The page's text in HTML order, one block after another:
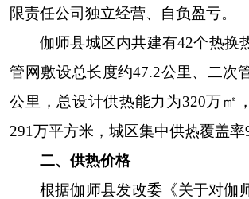
限责任公司独立经营、自负盈亏。
伽师县城区内共建有42个热换
管网敷设总长度约47.2公里、二次
公里，总设计供热能力为320万㎡
291万平方米，城区集中供热覆盖率
二、供热价格
根据伽师县发改委《关于对伽